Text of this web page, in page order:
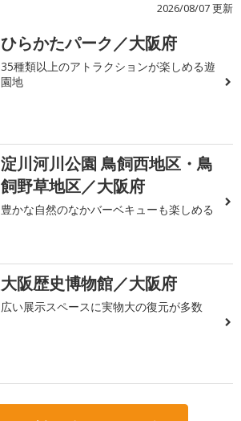
2026/08/07 更新
ひらかたパーク／大阪府
35種類以上のアトラクションが楽しめる遊
園地
淀川河川公園 鳥飼西地区・鳥
飼野草地区／大阪府
豊かな自然のなかバーベキューも楽しめる
大阪歴史博物館／大阪府
広い展示スペースに実物大の復元が多数